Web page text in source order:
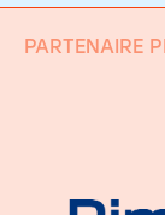
PARTENAIRE